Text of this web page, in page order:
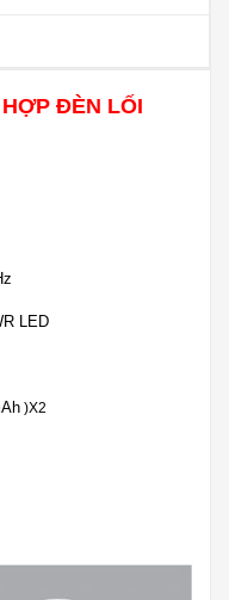
ĐÈN LỐI
LED
)X2